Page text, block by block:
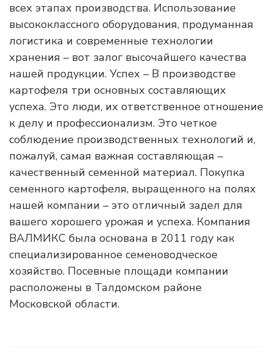
всех этапах производства. Использование
высококлассного оборудования, продуманная
логистика и современные технологии
хранения – вот залог высочайшего качества
нашей продукции. Успех – В производстве
картофеля три основных составляющих
успеха. Это люди, их ответственное отношение
к делу и профессионализм. Это четкое
соблюдение производственных технологий и,
пожалуй, самая важная составляющая –
качественный семенной материал. Покупка
семенного картофеля, выращенного на полях
нашей компании – это отличный задел для
вашего хорошего урожая и успеха. Компания
ВАЛМИКС была основана в 2011 году как
специализированное семеноводческое
хозяйство. Посевные площади компании
расположены в Талдомском районе
Московской области.